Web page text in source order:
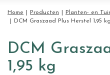
Home Producten Planten- en
DCM Graszaad Plus Herstel 1,95 kg
DCM
1,95 kg